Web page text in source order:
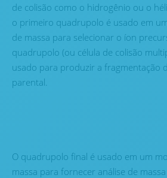
de colisão como o hidrogênio ou o
o primeiro quadrupolo é usado em
de massa para selecionar o íon
quadrupolo (ou célula de colisão
usado para produzir a fragmentação
parental.
O quadrupolo final é usado em um
massa para fornecer análise de